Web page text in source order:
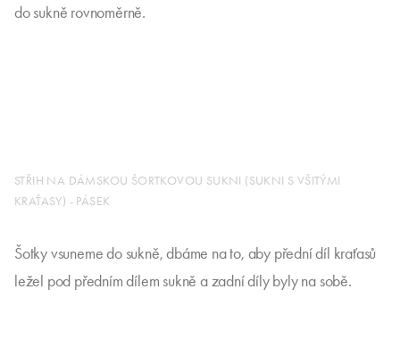
do sukně rovnoměrně.
STŘIH NA DÁMSKOU ŠORTKOVOU SUKNI (SUKNI S VŠITÝMI
KRAŤASY) - PÁSEK
Šotky vsuneme do sukně, dbáme na to, aby přední díl kraťasů
ležel pod předním dílem sukně a zadní díly byly na sobě.